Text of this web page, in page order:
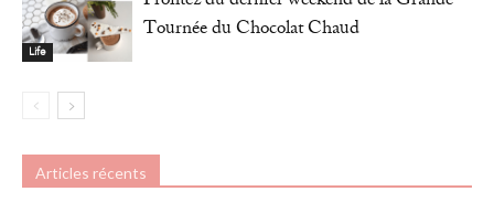
Life
Tournée du Chocolat Chaud
Articles récents